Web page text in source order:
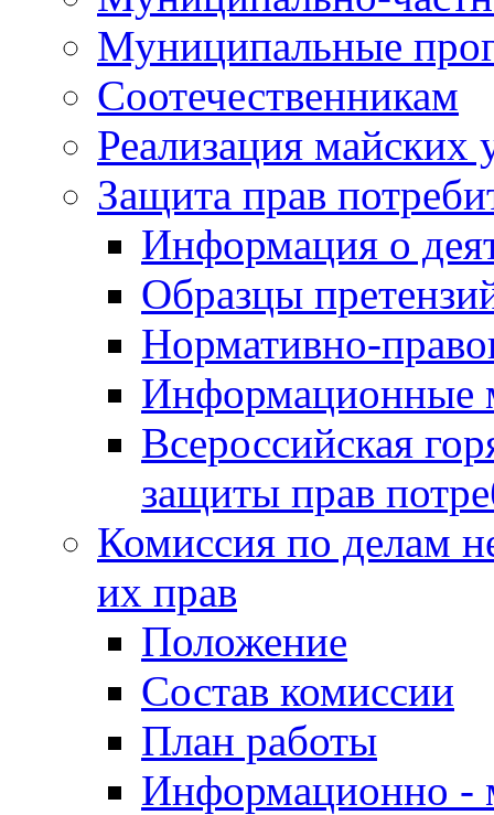
Муниципальные
Соотечественникам
Реализация майских
Защита прав
Информация о
Образцы
Нормативно-
Информационные
Всероссийская
защиты прав
Комиссия по делам
их прав
Положение
Состав комиссии
План работы
Информационно -